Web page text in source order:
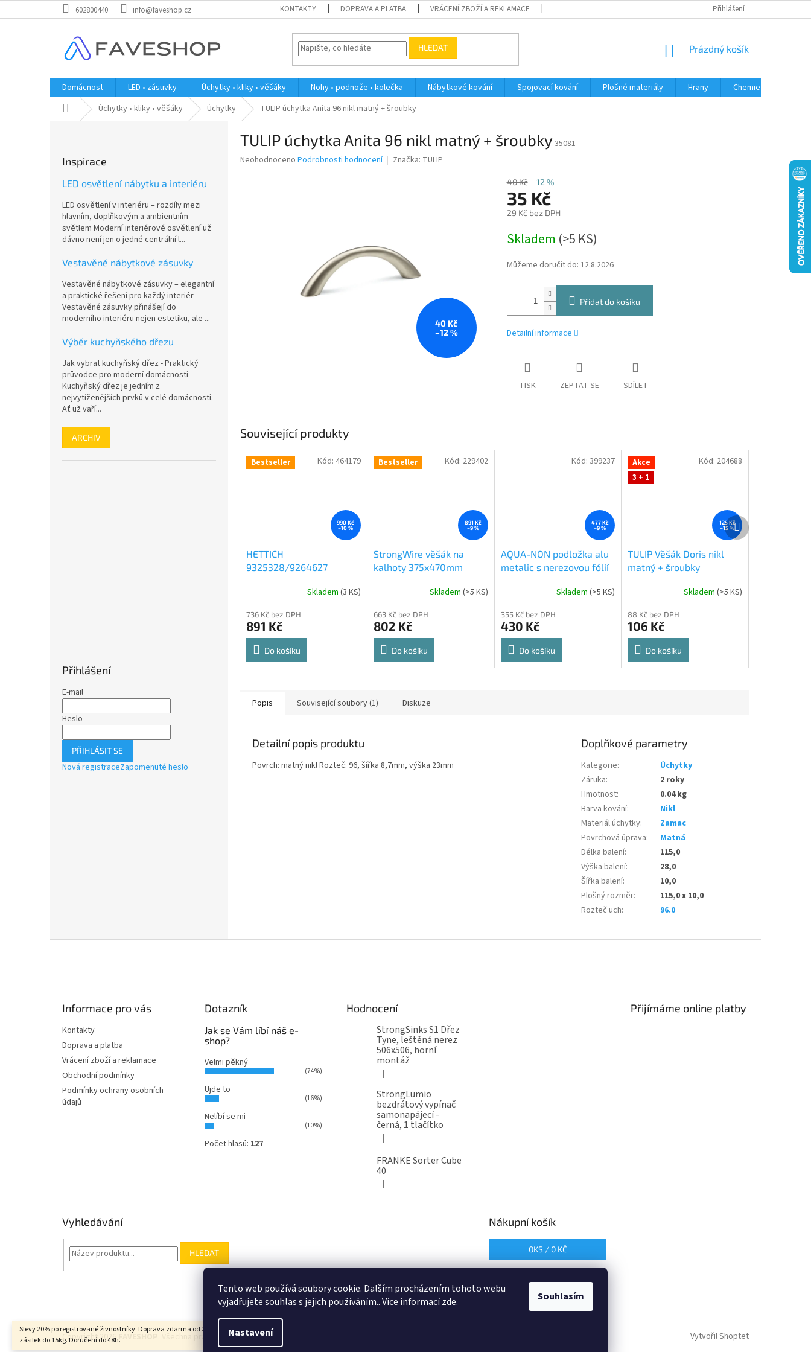
Tento web používá soubory cookie. Dalším procházením tohoto webu
vyjadřujete souhlas s jejich používáním.. Více informacízde.
Nastavení
Souhlasím
na
Slevy 20% po registrované živnostníky. Doprava zdarma od 2000Kč u balíkových
zásilek do 15kg. Doručení do 48h.
602800440 info@faveshop.cz KONTAKTY DOPRAVA A PLATBA VRÁCENÍ ZBOŽÍ A REKLAMACE PODMÍNKY OCHRANY OSOBNÍCH ÚDAJŮ
Přihlášení
HLEDAT
NÁKUPNÍ
Prázdný košík
Domácnost LED • zásuvky Úchytky • kliky • věšáky Nohy • podnože • kolečka Nábytkové kování Spojovací kování Plošné materiály Hrany
Chemie • doplňky
Domů Úchytky • kliky • věšáky Úchytky TULIP úchytka Anita 96 nikl matný + šroubky
Inspirace
LED osvětlení nábytku a interiéru
LED osvětlení v interiéru – rozdíly mezi
hlavním, doplňkovým a ambientním
světlem Moderní interiérové osvětlení už
dávno není jen o jedné centrální l...
Vestavěné nábytkové zásuvky
Vestavěné nábytkové zásuvky – elegantní
a praktické řešení pro každý interiér
Vestavěné zásuvky přinášejí do
moderního interiéru nejen estetiku, ale ...
Výběr kuchyňského dřezu
Jak vybrat kuchyňský dřez - Praktický
průvodce pro moderní domácnosti
Kuchyňský dřez je jedním z
nejvytíženějších prvků v celé domácnosti.
Ať už vaří...
ARCHIV
Přihlášení
E-mail
Heslo
PŘIHLÁSIT SE
Nová registraceZapomenuté heslo
TULIP úchytka Anita 96 nikl matný + šroubky 35081
Průměrné
Neohodnoceno Podrobnosti hodnocení Značka: TULIP
40 Kč
–12 %
40 Kč –12 %
35 Kč
29 Kč bez DPH
cena:
Skladem (>5 KS)
Můžeme doručit do: 12.8.2026
Přidat do košíku
Detailní informace
TISK ZEPTAT SE SDÍLET
Související produkty
Bestseller
990 Kč
–10 %
HETTICH
9325328/9264627
produktu
je
4,8
5
Skladem (3 KS)
736 Kč bez DPH
891 Kč
Do košíku
Kód: 464179 Bestseller
891 Kč
–9 %
StrongWire věšák na
kalhoty 375x470mm
produktu
je
4,8
5
Skladem (>5 KS)
663 Kč bez DPH
802 Kč
Do košíku
Kód: 229402
477 Kč
–9 %
AQUA-NON podložka alu
metalic s nerezovou fólií
produktu
je
4,6
5
Skladem(>5 KS)
355 Kč bez DPH
430 Kč
Do košíku
Kód:399237
Akce
3 + 1
125 Kč
–15 %
TULIP Věšák Doris nikl
matný + šroubky
produktu
je
5,0
5
Skladem(>5 KS)
88 Kč bez DPH
106 Kč
Do košíku
Kód: 204688
Další
produkt
Popis Související soubory (1) Diskuze
Detailní popis produktu
Povrch: matný nikl Rozteč: 96, šířka 8,7mm, výška 23mm
Doplňkové parametry
Kategorie:
Úchytky
Záruka:
2 roky
Hmotnost:
0.04 kg
Barva kování:
Nikl
Materiál úchytky:
Zamac
Povrchová úprava:
Matná
Délka balení:
115,0
Výška balení:
28,0
Šířka balení:
10,0
Plošný rozměr:
115,0 x 10,0
Rozteč uch: 96.0
Informace pro vás
Kontakty
Doprava a platba
Vrácení zboží a reklamace
Obchodní podmínky
Podmínky ochrany osobních
údajů
Dotazník
Jak se Vám líbí náš e-
shop?
Velmi pěkný
(74%)
Ujde to
(16%)
Nelíbí se mi
(10%)
Počet hlasů: 127
Hodnocení
StrongSinks S1 Dřez
Tyne, leštěná nerez
506x506, horní
montáž
Hodnocení produktu je 5 z 5 hvězdiček.
|
StrongLumio
bezdrátový vypínač
samonapájecí -
černá, 1 tlačítko
Hodnocení produktu je 4 z 5 hvězdiček.
|
FRANKE Sorter Cube
40
Hodnocení produktu je 3 z 5 hvězdiček.
|
Přijímáme online platby
Vyhledávání
HLEDAT
Nákupní košík
0KS / 0 KČ
Vytvořil Shoptet
Copyright 2026 FAVESHOP . Všechna práva vyhrazena.